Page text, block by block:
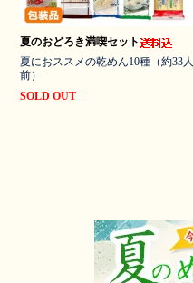
夏のおどろき満喫セット
夏におススメの乾めん10種（約33人
前）
SOLD OUT